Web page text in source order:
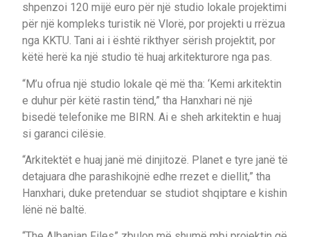
shpenzoi 120 mijë euro për një studio lokale projektimi
për një kompleks turistik në Vlorë, por projekti u rrëzua
nga KKTU. Tani ai i është rikthyer sërish projektit, por
këtë herë ka një studio të huaj arkitekturore nga pas.
“M’u ofrua një studio lokale që më tha: ‘Kemi arkitektin
e duhur për këtë rastin tënd,” tha Hanxhari në një
bisedë telefonike me BIRN. Ai e sheh arkitektin e huaj
si garanci cilësie.
“Arkitektët e huaj janë më dinjitozë. Planet e tyre janë të
detajuara dhe parashikojnë edhe rrezet e diellit,” tha
Hanxhari, duke pretenduar se studiot shqiptare e kishin
lënë në baltë.